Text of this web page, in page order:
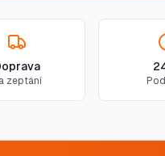
zeptání